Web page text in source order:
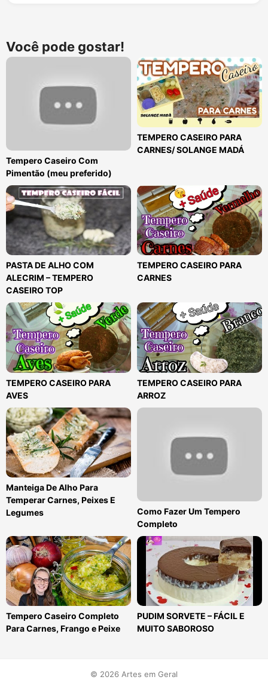
Você pode gostar!
Tempero Caseiro Com
Pimentão (meu preferido)
TEMPERO CASEIRO PARA
CARNES/ SOLANGE MADÁ
PASTA DE ALHO COM
ALECRIM – TEMPERO
CASEIRO TOP
TEMPERO CASEIRO PARA
CARNES
TEMPERO CASEIRO PARA
AVES
TEMPERO CASEIRO PARA
ARROZ
Manteiga De Alho Para
Temperar Carnes, Peixes E
Legumes
Como Fazer Um Tempero
Completo
Tempero Caseiro Completo
Para Carnes, Frango e Peixe
PUDIM SORVETE – FÁCIL E
MUITO SABOROSO
© 2026 Artes em Geral